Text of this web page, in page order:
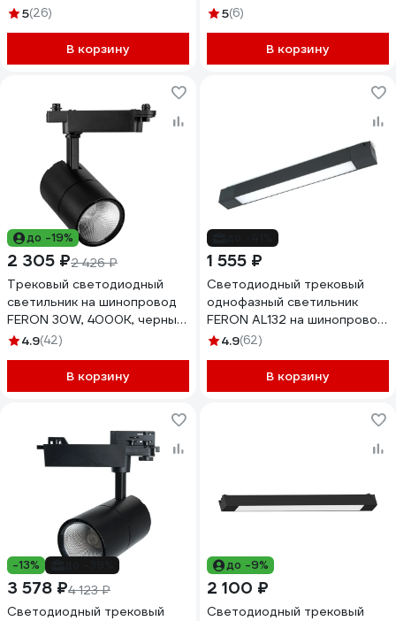
2700К, черный, AL103 32518
5(26)
В корзину
белый, AL103 32521
5(6)
В корзину
до -19%
2 305 ₽2 426 ₽
Трековый светодиодный
светильник на шинопровод
FERON 30W, 4000К, черный,
AL103 32522
4.9(42)
В корзину
1 555 ₽
Светодиодный трековый
однофазный светильник
FERON AL132 на шинопровод
20W 4000K 120 градусов
4.9(62)
В корзину
-13%
3 578 ₽4 123 ₽
Светодиодный трековый
до -9%
2 100 ₽
Светодиодный трековый